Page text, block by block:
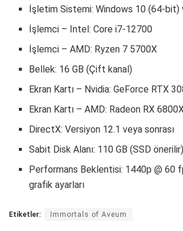
İşletim Sistemi: Windows 10 (64-bit)
İşlemci – Intel: Core i7-12700
İşlemci – AMD: Ryzen 7 5700X
Bellek: 16 GB (Çift kanal)
Ekran Kartı – Nvidia: GeForce RTX
Ekran Kartı – AMD: Radeon RX
DirectX: Versiyon 12.1 veya sonrası
Sabit Disk Alanı: 110 GB (SSD önerilir)
Performans Beklentisi: 1440p @ 60
grafik ayarları
Etiketler: Immortals of Aveum